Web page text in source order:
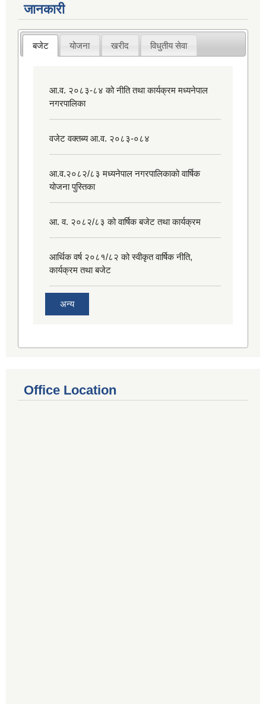
जानकारी
बजेट योजना खरीद विधुतीय सेवा
आ.व. २०८३-८४ को नीति तथा कार्यक्रम मध्यनेपाल
नगरपालिका
वजेट वक्तब्य आ.व. २०८३-०८४
आ.व.२०८२/८३ मध्यनेपाल नगरपालिकाको वार्षिक
योजना पुस्तिका
आ. व. २०८२/८३ को वार्षिक बजेट तथा कार्यक्रम
आर्थिक वर्ष २०८१/८२ को स्वीकृत वार्षिक नीति,
कार्यक्रम तथा बजेट
अन्य
Office Location